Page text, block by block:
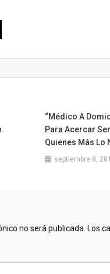
“Médico A
Para Acercar
Quienes Más Lo
septiembre 8,
no será publicada. Los